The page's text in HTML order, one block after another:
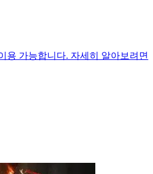
용 가능합니다. 자세히 알아보려면